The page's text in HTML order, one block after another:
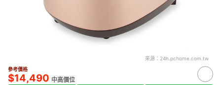
來源： 24h.pchome.com.tw
參考價格
$14,490 中高價位